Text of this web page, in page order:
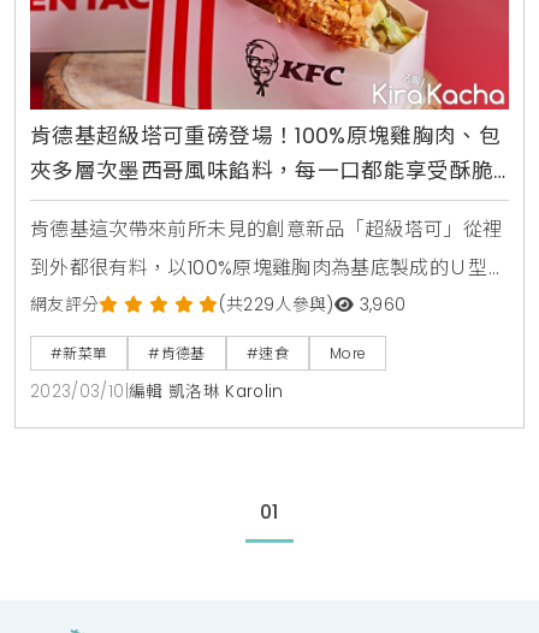
肯德基超級塔可重磅登場！100%原塊雞胸肉、包
夾多層次墨西哥風味餡料，每一口都能享受酥脆
多汁的超澎派肉感
肯德基這次帶來前所未見的創意新品「超級塔可」從裡
到外都很有料，以100%原塊雞胸肉為基底製成的Ｕ型獨
特外觀，搭配爆餡爽口的墨西哥辛香配料，搭配鮮脆蔬
菜、青辣椒片、還有切達、莫札瑞拉雙色起司層層堆
疊，淋上辛香的塔可美乃滋，滿滿酥炸脆雞的澎湃肉感
和豐富餡料的辛香爽口，每一口咬下，滿足感瞬間爆
級塔可」是國外超夯打卡聖品，擁有超澎湃肉感與迷人
網友評分 (共229人參與) 3,960
#新菜單 #肯德基 #速食 More
2023/03/10 編輯 凱洛琳 Karolin
01